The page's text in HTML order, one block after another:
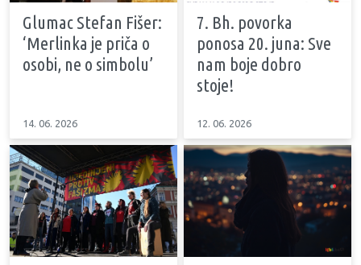
Glumac Stefan Fišer:
‘Merlinka je priča o
osobi, ne o simbolu’
14. 06. 2026
7. Bh. povorka
ponosa 20. juna: Sve
nam boje dobro
stoje!
12. 06. 2026